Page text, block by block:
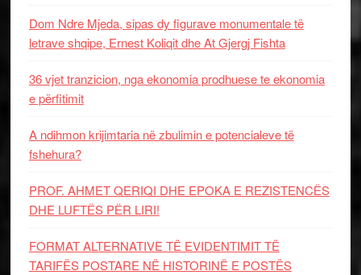
Dom Ndre Mjeda, sipas dy figurave monumentale të
letrave shqipe, Ernest Koliqit dhe At Gjergj Fishta
36 vjet tranzicion, nga ekonomia prodhuese te ekonomia
e përfitimit
A ndihmon krijimtaria në zbulimin e potencialeve të
fshehura?
PROF. AHMET QERIQI DHE EPOKA E REZISTENCЁS
DHE LUFTЁS PЁR LIRI!
FORMAT ALTERNATIVE TË EVIDENTIMIT TË
TARIFËS POSTARE NË HISTORINË E POSTËS